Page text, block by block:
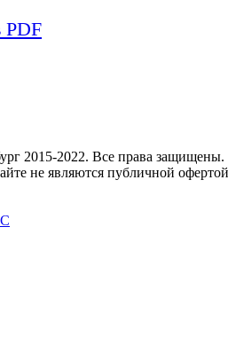
PDF
2015-2022. Все права защищены.
не являются публичной офертой